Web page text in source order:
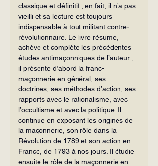
classique et définitif ; en fait, il n’a pas
vieilli et sa lecture est toujours
indispensable à tout militant contre-
révolutionnaire. Le livre résume,
achève et complète les précédentes
études antimaçonniques de l’auteur ;
il présente d’abord la franc-
maçonnerie en général, ses
doctrines, ses méthodes d’action, ses
rapports avec le rationalisme, avec
l’occultisme et avec la politique. Il
continue en exposant les origines de
la maçonnerie, son rôle dans la
Révolution de 1789 et son action en
France, de 1793 à nos jours. Il étudie
ensuite le rôle de la maçonnerie en